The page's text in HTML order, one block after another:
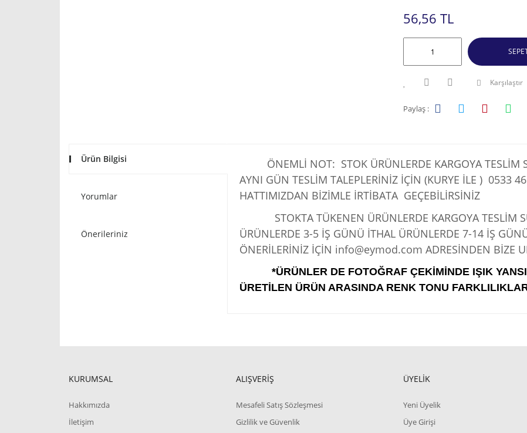
56,56 TL
Karşılaştır
Paylaş :
Ürün Bilgisi
Yorumlar
Önerileriniz
ÖNEMLİ NOT: STOK ÜRÜNLERDE KARGOYA TESLİM
AYNI GÜN TESLİM TALEPLERİNİZ İÇİN (KURYE İLE ) 0533
HATTIMIZDAN BİZİMLE İRTİBATA GEÇEBİLİRSİNİZ
STOKTA TÜKENEN ÜRÜNLERDE KARGOYA TESLİM
ÜRÜNLERDE 3-5 İŞ GÜNÜ İTHAL ÜRÜNLERDE 7-14 İŞ
ÖNERİLERİNİZ İÇİN info@eymod.com ADRESİNDEN BİZE
*ÜRÜNLER DE FOTOĞRAF ÇEKİMİNDE IŞIK
ÜRETİLEN ÜRÜN ARASINDA RENK TONU
KURUMSAL
Hakkımızda
İletişim
ALIŞVERİŞ
Mesafeli Satış Sözleşmesi
Gizlilik ve Güvenlik
ÜYELİK
Yeni Üyelik
Üye Girişi